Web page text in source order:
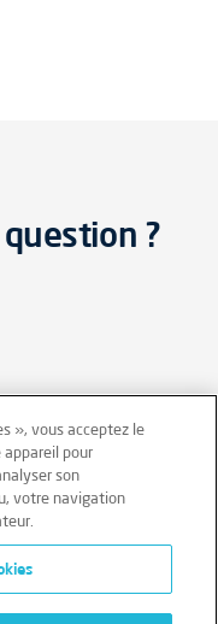
?
générales
Cookies
», vous acceptez le
pour
son
votre navigation